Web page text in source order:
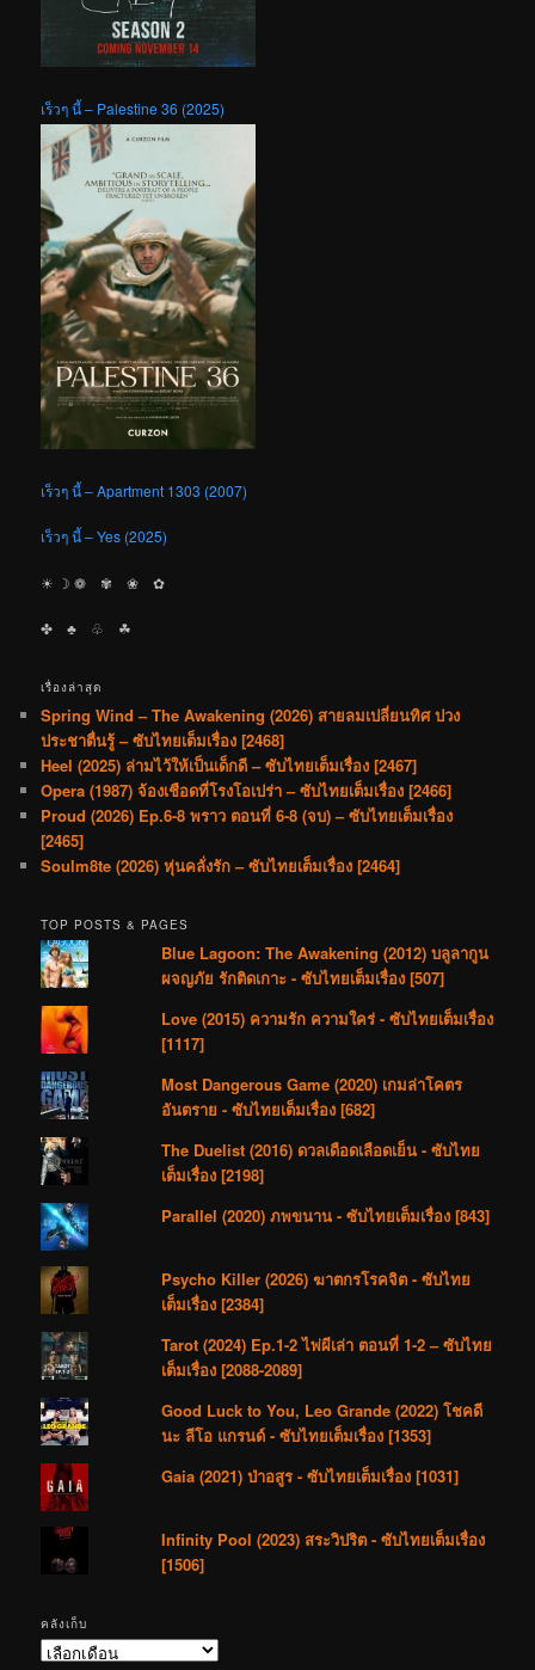
เร็วๆ นี้ – Palestine 36 (2025)
เร็วๆ นี้ – Apartment 1303 (2007)
เร็วๆ นี้ – Yes (2025)
☀︎ ☽ ❁ ✾ ❀ ✿
✤ ♣︎ ♧ ☘︎
เรื่องล่าสุด
Spring Wind – The Awakening (2026) สายลมเปลี่ยนทิศ ปวง
ประชาตื่นรู้ – ซับไทยเต็มเรื่อง [2468]
Heel (2025) ล่ามไว้ให้เป็นเด็กดี – ซับไทยเต็มเรื่อง [2467]
Opera (1987) จ้องเชือดที่โรงโอเปร่า – ซับไทยเต็มเรื่อง [2466]
Proud (2026) Ep.6-8 พราว ตอนที่ 6-8 (จบ) – ซับไทยเต็มเรื่อง
[2465]
Soulm8te (2026) หุ่นคลั่งรัก – ซับไทยเต็มเรื่อง [2464]
TOP POSTS & PAGES
Blue Lagoon: The Awakening (2012) บลูลากูน
ผจญภัย รักติดเกาะ - ซับไทยเต็มเรื่อง [507]
Love (2015) ความรัก ความใคร่ - ซับไทยเต็มเรื่อง
[1117]
Most Dangerous Game (2020) เกมล่าโคตร
อันตราย - ซับไทยเต็มเรื่อง [682]
The Duelist (2016) ดวลเดือดเลือดเย็น - ซับไทย
เต็มเรื่อง [2198]
Parallel (2020) ภพขนาน - ซับไทยเต็มเรื่อง [843]
Psycho Killer (2026) ฆาตกรโรคจิต - ซับไทย
เต็มเรื่อง [2384]
Tarot (2024) Ep.1-2 ไพ่ผีเล่า ตอนที่ 1-2 – ซับไทย
เต็มเรื่อง [2088-2089]
Good Luck to You, Leo Grande (2022) โชคดี
นะ ลีโอ แกรนด์ - ซับไทยเต็มเรื่อง [1353]
Gaia (2021) ป่าอสูร - ซับไทยเต็มเรื่อง [1031]
Infinity Pool (2023) สระวิปริต - ซับไทยเต็มเรื่อง
[1506]
คลังเก็บ
คลัง